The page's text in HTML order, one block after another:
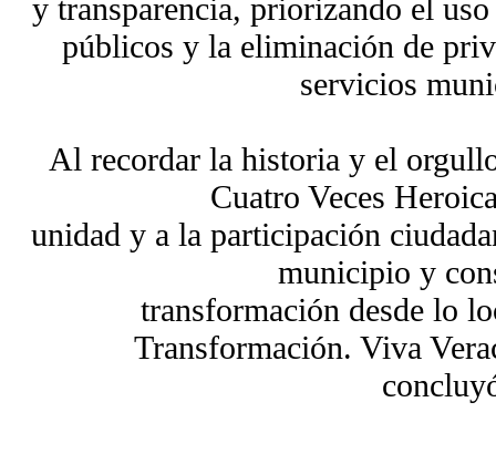
y transparencia, priorizando el
públicos y la eliminación de
servicios
Al recordar la historia y el
Cuatro Veces
unidad y a la participación
municipio y
transformación desde lo
Transformación. Viva